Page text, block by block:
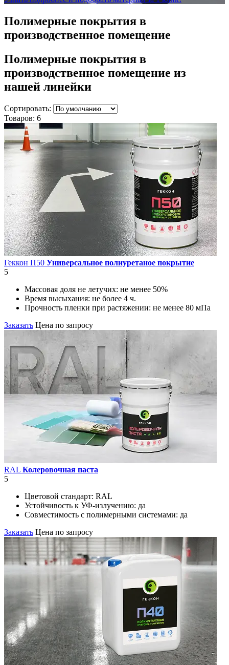
Полимерные покрытия в
производственное помещение
Полимерные покрытия в
производственное помещение из
нашей линейки
Сортировать:
Товаров: 6
Геккон П50 Универсальное полиуретаное покрытие
5
Массовая доля не летучих: не менее 50%
Время высыхания: не более 4 ч.
Прочность пленки при растяжении: не менее 80 мПа
Заказать Цена по запросу
RAL Колеровочная паста
5
Цветовой стандарт: RAL
Устойчивость к УФ-излучению: да
Совместимость с полимерными системами: да
Заказать Цена по запросу